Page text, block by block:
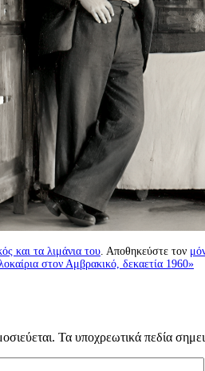
και τα λιμάνια του . Αποθηκεύστε τον
στον Αμβρακικό, δεκαετία 1960»
Τα υποχρεωτικά πεδία